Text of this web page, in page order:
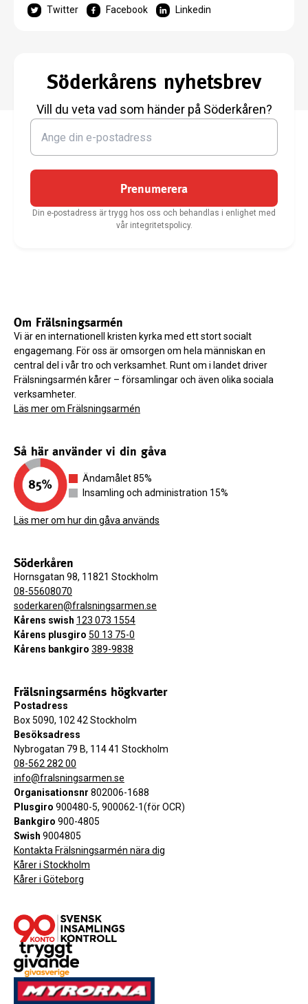
Twitter Facebook Linkedin
Söderkårens nyhetsbrev
Vill du veta vad som händer på Söderkåren?
Prenumerera
Din e-postadress är trygg hos oss och behandlas i enlighet med
vår integritetspolicy.
Om Frälsningsarmén
Vi är en internationell kristen kyrka med ett stort socialt
engagemang. För oss är omsorgen om hela människan en
central del i vår tro och verksamhet. Runt om i landet driver
Frälsningsarmén kårer – församlingar och även olika sociala
verksamheter.
Läs mer om Frälsningsarmén
Så här använder vi din gåva
Ändamålet 85%
Insamling och administration 15%
Läs mer om hur din gåva används
Söderkåren
Hornsgatan 98, 11821 Stockholm
08-55608070
soderkaren@fralsningsarmen.se
Kårens swish 123 073 1554
Kårens plusgiro 50 13 75-0
Kårens bankgiro 389-9838
Frälsningsarméns högkvarter
Postadress
Box 5090, 102 42 Stockholm
Besöksadress
Nybrogatan 79 B, 114 41 Stockholm
08-562 282 00
info@fralsningsarmen.se
Organisationsnr 802006-1688
Plusgiro 900480-5, 900062-1(för OCR)
Bankgiro 900-4805
Swish 9004805
Kontakta Frälsningsarmén nära dig
Kårer i Stockholm
Kårer i Göteborg